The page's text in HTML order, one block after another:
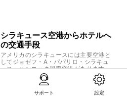
サポート 設定
シラキュース空港からホテルへ
の交通手段
アメリカのシラキュースには主要空港と
してジョゼフ・A・パパリロ・シラキュ
ース・ハンコック国際空港があります。
観光客やビジネス客で賑わうこの街で